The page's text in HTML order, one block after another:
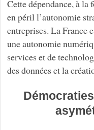
Cette dépendance, à
en péril l’autonomie
entreprises. La France
une autonomie
services et de
des données et la